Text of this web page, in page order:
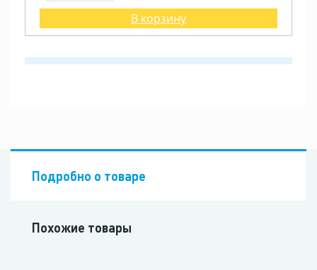
В корзину
Подробно о товаре
Похожие товары